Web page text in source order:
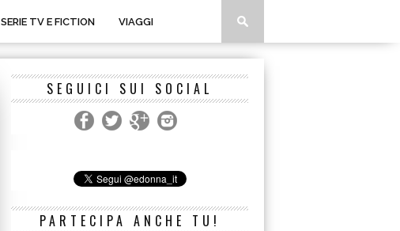
SERIE TV E FICTION VIAGGI
SEGUICI SUI SOCIAL
PARTECIPA ANCHE TU!